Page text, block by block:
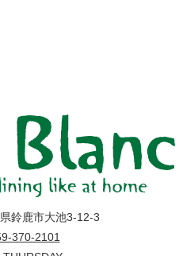
鈴鹿市大池3-12-3
370-2101